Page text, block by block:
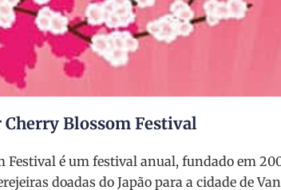
Cherry Blossom Festival
Festival é um festival anual, fundado em
doadas do Japão para a cidade de